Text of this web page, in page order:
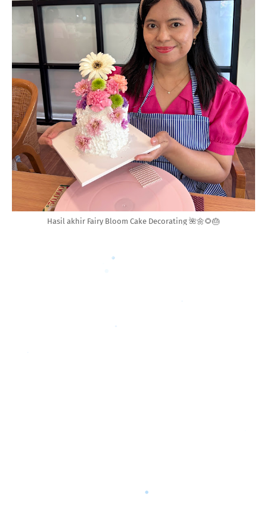
Hasil akhir Fairy Bloom Cake Decorating 🌺🌼🌻🎂